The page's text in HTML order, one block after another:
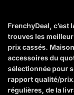
FrenchyDeal, c’est
trouves les
prix cassés.
accessoires du
sélectionnée pour
rapport qualité/
régulières, de la